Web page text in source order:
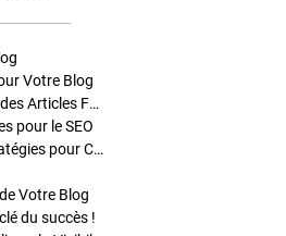
Votre Blog
Stratégies de Publication : Boostez Votre Blog avec des Articles Fréquents et Exclusifs
pour le SEO
Enrichir Vos Articles avec des Contenus Riches : Stratégies pour Captiver et Optimiser
Votre Blog
du succès !